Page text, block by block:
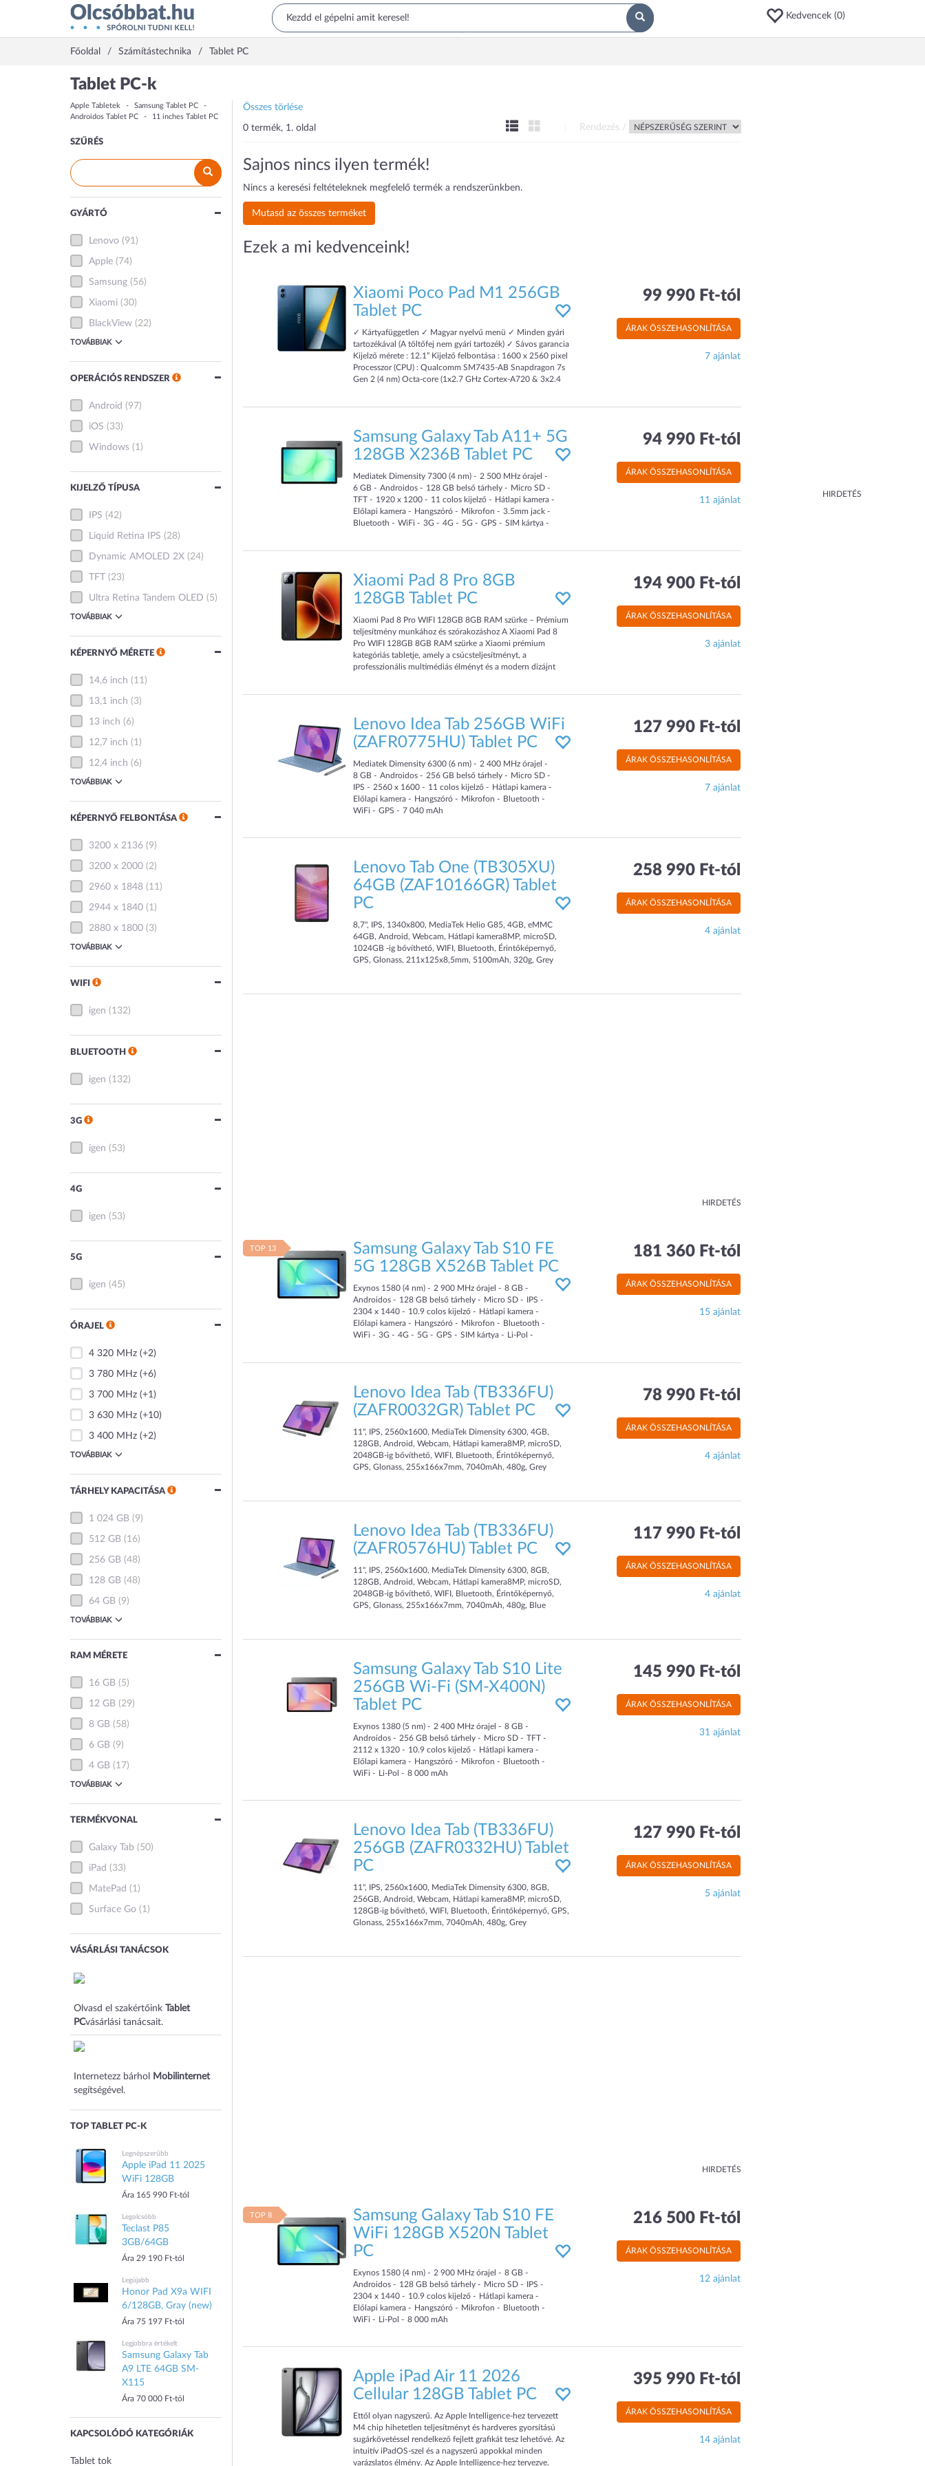
Kedvencek (0)
Főoldal Számítástechnika Tablet PC
HIRDETÉS
Tablet PC-k
Apple Tabletek
Samsung Tablet PC
Androidos Tablet PC
11 inches Tablet PC
SZŰRÉS
GYÁRTÓ
Lenovo (91)
Apple (74)
Samsung (56)
Xiaomi (30)
BlackView (22)
TOVÁBBIAK
OPERÁCIÓS RENDSZER
Android (97)
iOS (33)
Windows (1)
KIJELZŐ TÍPUSA
IPS (42)
Liquid Retina IPS (28)
Dynamic AMOLED 2X (24)
TFT (23)
Ultra Retina Tandem OLED (5)
TOVÁBBIAK
KÉPERNYŐ MÉRETE
14,6 inch (11)
13,1 inch (3)
13 inch (6)
12,7 inch (1)
12,4 inch (6)
TOVÁBBIAK
KÉPERNYŐ FELBONTÁSA
3200 x 2136 (9)
3200 x 2000 (2)
2960 x 1848 (11)
2944 x 1840 (1)
2880 x 1800 (3)
TOVÁBBIAK
WIFI
igen (132)
BLUETOOTH
igen (132)
3G
igen (53)
4G
igen (53)
5G
igen (45)
ÓRAJEL
4 320 MHz (+2)
3 780 MHz (+6)
3 700 MHz (+1)
3 630 MHz (+10)
3 400 MHz (+2)
TOVÁBBIAK
TÁRHELY KAPACITÁSA
1 024 GB (9)
512 GB (16)
256 GB (48)
128 GB (48)
64 GB (9)
TOVÁBBIAK
RAM MÉRETE
16 GB (5)
12 GB (29)
8 GB (58)
6 GB (9)
4 GB (17)
TOVÁBBIAK
TERMÉKVONAL
Galaxy Tab (50)
iPad (33)
MatePad (1)
Surface Go (1)
VÁSÁRLÁSI TANÁCSOK
Olvasd el szakértőink
Tablet
PCvásárlási tanácsait.
Internetezz bárhol
Mobilinternet
segítségével.
TOP TABLET PC-K
Legnépszerűbb
Apple iPad 11 2025
WiFi 128GB
Ára 165 990 Ft-tól
Legolcsóbb
Teclast P85
3GB/64GB
Ára 29 190 Ft-tól
Legújabb
Honor Pad X9a WIFI
6/128GB, Gray (new)
Ára 75 197 Ft-tól
Legjobbra értékelt
Samsung Galaxy Tab
A9 LTE 64GB SM-
X115
Ára 70 000 Ft-tól
KAPCSOLÓDÓ KATEGÓRIÁK
Tablet tok
Összes törlése
0 termék, 1. oldal Rendezés /
Sajnos nincs ilyen termék!
Nincs a keresési feltételeknek megfelelő termék a rendszerünkben.
Mutasd az összes terméket
Ezek a mi kedvenceink!
Xiaomi Poco Pad M1 256GB
Tablet PC
✓ Kártyafüggetlen ✓ Magyar nyelvű menü ✓ Minden gyári
tartozékával (A töltőfej nem gyári tartozék) ✓ Sávos garancia
Kijelző mérete : 12.1” Kijelző felbontása : 1600 x 2560 pixel
Processzor (CPU) : Qualcomm SM7435-AB Snapdragon 7s
Gen 2 (4 nm) Octa-core (1x2.7 GHz Cortex-A720 & 3x2.4
99 990 Ft-tól
ÁRAK ÖSSZEHASONLÍTÁSA
7 ajánlat
Samsung Galaxy Tab A11+ 5G
128GB X236B Tablet PC
Mediatek Dimensity 7300 (4 nm) 2 500 MHz órajel
6 GB Androidos 128 GB belső tárhely
Micro SD
TFT
1920 x 1200 11 colos kijelző
Hátlapi kamera
Előlapi kamera
Hangszóró Mikrofon
3.5mm jack
Bluetooth
WiFi 3G 4G 5G GPS
SIM kártya
94 990 Ft-tól
ÁRAK ÖSSZEHASONLÍTÁSA
11 ajánlat
Xiaomi Pad 8 Pro 8GB
128GB Tablet PC
Xiaomi Pad 8 Pro WIFI 128GB 8GB RAM szürke – Prémium
teljesítmény munkához és szórakozáshoz A Xiaomi Pad 8
Pro WIFI 128GB 8GB RAM szürke a Xiaomi prémium
kategóriás tabletje, amely a csúcsteljesítményt, a
professzionális multimédiás élményt és a modern dizájnt
194 900 Ft-tól
ÁRAK ÖSSZEHASONLÍTÁSA
3 ajánlat
Lenovo Idea Tab 256GB WiFi
(ZAFR0775HU) Tablet PC
Mediatek Dimensity 6300 (6 nm) 2 400 MHz órajel
8 GB Androidos 256 GB belső tárhely
Micro SD
IPS
2560 x 1600 11 colos kijelző
Hátlapi kamera
Előlapi kamera
Hangszóró Mikrofon
Bluetooth
WiFi
GPS 7 040 mAh
127 990 Ft-tól
ÁRAK ÖSSZEHASONLÍTÁSA
7 ajánlat
Lenovo Tab One (TB305XU)
64GB (ZAF10166GR) Tablet
PC
8,7", IPS, 1340x800, MediaTek Helio G85, 4GB, eMMC
64GB, Android, Webcam, Hátlapi kamera8MP, microSD,
1024GB -ig bővíthető, WIFI, Bluetooth, Érintőképernyő,
GPS, Glonass, 211x125x8,5mm, 5100mAh, 320g, Grey
258 990 Ft-tól
ÁRAK ÖSSZEHASONLÍTÁSA
4 ajánlat
HIRDETÉS
TOP 13
Samsung Galaxy Tab S10 FE
5G 128GB X526B Tablet PC
Exynos 1580 (4 nm) 2 900 MHz órajel 8 GB
Androidos
128 GB belső tárhely Micro SD
IPS
2304 x 1440
10.9 colos kijelző
Hátlapi kamera
Előlapi kamera
Hangszóró Mikrofon
Bluetooth
WiFi
3G 4G 5G GPS SIM kártya
Li-Pol
181 360 Ft-tól
ÁRAK ÖSSZEHASONLÍTÁSA
15 ajánlat
Lenovo Idea Tab (TB336FU)
(ZAFR0032GR) Tablet PC
11", IPS, 2560x1600, MediaTek Dimensity 6300, 4GB,
128GB, Android, Webcam, Hátlapi kamera8MP, microSD,
2048GB-ig bővíthető, WIFI, Bluetooth, Érintőképernyő,
GPS, Glonass, 255x166x7mm, 7040mAh, 480g, Grey
78 990 Ft-tól
ÁRAK ÖSSZEHASONLÍTÁSA
4 ajánlat
Lenovo Idea Tab (TB336FU)
(ZAFR0576HU) Tablet PC
11", IPS, 2560x1600, MediaTek Dimensity 6300, 8GB,
128GB, Android, Webcam, Hátlapi kamera8MP, microSD,
2048GB-ig bővíthető, WIFI, Bluetooth, Érintőképernyő,
GPS, Glonass, 255x166x7mm, 7040mAh, 480g, Blue
117 990 Ft-tól
ÁRAK ÖSSZEHASONLÍTÁSA
4 ajánlat
Samsung Galaxy Tab S10 Lite
256GB Wi-Fi (SM-X400N)
Tablet PC
Exynos 1380 (5 nm) 2 400 MHz órajel 8 GB
Androidos
256 GB belső tárhely Micro SD
TFT
2112 x 1320
10.9 colos kijelző
Hátlapi kamera
Előlapi kamera
Hangszóró Mikrofon
Bluetooth
WiFi
Li-Pol 8 000 mAh
145 990 Ft-tól
ÁRAK ÖSSZEHASONLÍTÁSA
31 ajánlat
Lenovo Idea Tab (TB336FU)
256GB (ZAFR0332HU) Tablet
PC
11", IPS, 2560x1600, MediaTek Dimensity 6300, 8GB,
256GB, Android, Webcam, Hátlapi kamera8MP, microSD,
128GB-ig bővíthető, WIFI, Bluetooth, Érintőképernyő, GPS,
Glonass, 255x166x7mm, 7040mAh, 480g, Grey
127 990 Ft-tól
ÁRAK ÖSSZEHASONLÍTÁSA
5 ajánlat
HIRDETÉS
TOP 8
Samsung Galaxy Tab S10 FE
WiFi 128GB X520N Tablet
PC
Exynos 1580 (4 nm) 2 900 MHz órajel 8 GB
Androidos
128 GB belső tárhely Micro SD
IPS
2304 x 1440
10.9 colos kijelző
Hátlapi kamera
Előlapi kamera
Hangszóró Mikrofon
Bluetooth
WiFi
Li-Pol 8 000 mAh
216 500 Ft-tól
ÁRAK ÖSSZEHASONLÍTÁSA
12 ajánlat
Apple iPad Air 11 2026
Cellular 128GB Tablet PC
Ettől olyan nagyszerű. Az Apple Intelligence-hez tervezett
M4 chip hihetetlen teljesítményt és hardveres gyorsítású
sugárkövetéssel rendelkező fejlett grafikát tesz lehetővé. Az
intuitív iPadOS‑szel és a nagyszerű appokkal minden
varázslatos élmény. Az Apple Intelligence‑hez tervezve.
395 990 Ft-tól
ÁRAK ÖSSZEHASONLÍTÁSA
14 ajánlat